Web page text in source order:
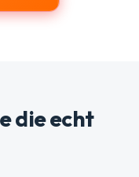
die echt